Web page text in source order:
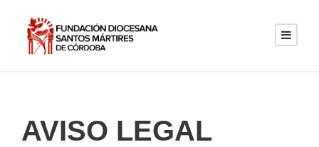
AVISO LEGAL